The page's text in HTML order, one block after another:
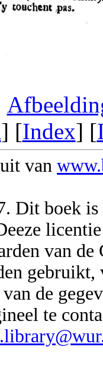
] [Index] [
van
Dit boek
van
de
te